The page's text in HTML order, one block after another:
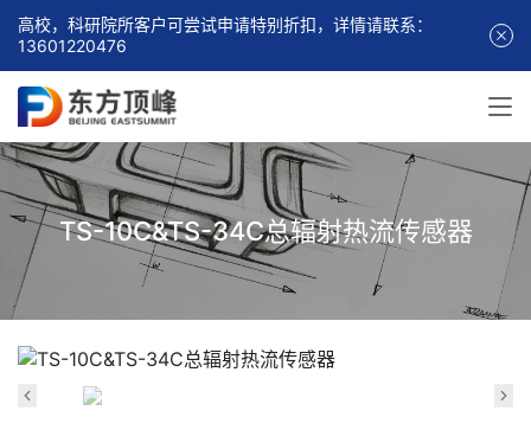
TS-10C&TS-34C总辐射热流传感器
高校，科研院所客户可尝试申请特别折扣，详情请联系：
13601220476